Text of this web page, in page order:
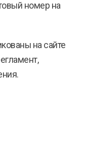
номер на
на сайте